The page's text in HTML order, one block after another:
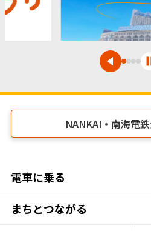
NANKAI・南海電
電車に乗る
まちとつながる